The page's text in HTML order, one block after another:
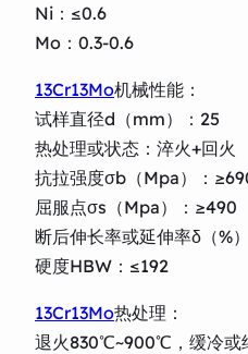
Ni：≤0.6
Mo：0.3-0.6
13Cr13Mo机械性能：
试样直径d（mm）：25
热处理或状态：淬火+回火
抗拉强度σb（Mpa）：
屈服点σs（Mpa）：≥490
断后伸长率或延伸率δ（%
硬度HBW：≤192
13Cr13Mo热处理：
退火830℃~900℃，缓冷或